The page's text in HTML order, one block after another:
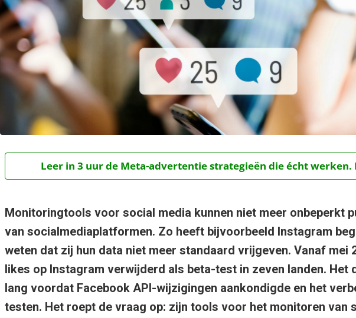
Leer in 3 uur de Meta-advertentie strategieën die écht
Monitoringtools voor social media kunnen niet meer onbeperkt
van socialmediaplatformen. Zo heeft bijvoorbeeld Instagram
weten dat zij hun data niet meer standaard vrijgeven. Vanaf mei
likes op Instagram verwijderd als beta-test in zeven landen. Het
lang voordat Facebook API-wijzigingen aankondigde en het
testen. Het roept de vraag op: zijn tools voor het monitoren van